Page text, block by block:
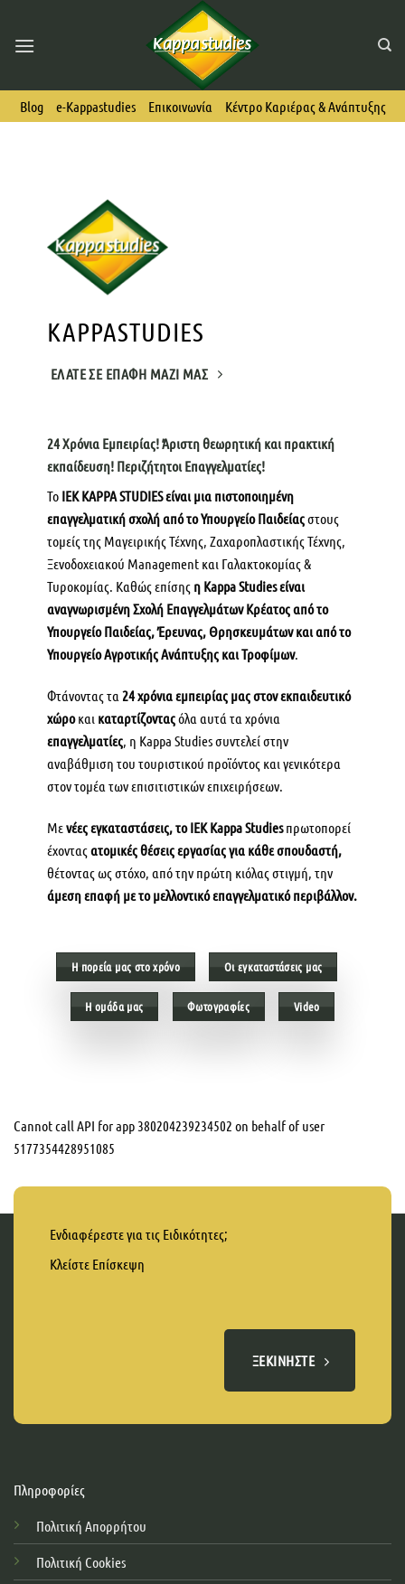
content
Blog e-Kappastudies Επικοινωνία Κέντρο Καριέρας & Ανάπτυξης
KAPPASTUDIES
ΕΛΆΤΕ ΣΕ ΕΠΑΦΉ ΜΑΖΊ ΜΑΣ
24 Χρόνια Εμπειρίας! Άριστη θεωρητική και πρακτική
εκπαίδευση! Περιζήτητοι Επαγγελματίες!
Το ΙΕΚ KAPPA STUDIES είναι μια πιστοποιημένη
επαγγελματική σχολή από το Υπουργείο Παιδείαςστους
τομείς της Μαγειρικής Τέχνης, Ζαχαροπλαστικής Τέχνης,
Ξενοδοχειακού Management και Γαλακτοκομίας &
Τυροκομίας. Καθώς επίσης η Kappa Studies είναι
αναγνωρισμένη Σχολή Επαγγελμάτων Κρέατος από το
Υπουργείο Παιδείας, Έρευνας, Θρησκευμάτων και από το
Υπουργείο Αγροτικής Ανάπτυξης και Τροφίμων.
Φτάνοντας τα24 χρόνια εμπειρίας μας στον εκπαιδευτικό
χώροκαι καταρτίζονταςόλα αυτά τα χρόνια
επαγγελματίες, η Kappa Studies συντελεί στην
αναβάθμιση του τουριστικού προϊόντος και γενικότερα
στον τομέα των επισιτιστικών επιχειρήσεων.
Μενέες εγκαταστάσεις, το ΙΕΚ Κappa Studiesπρωτοπορεί
έχονταςατομικές θέσεις εργασίας για κάθε σπουδαστή,
θέτοντας ως στόχο, από την πρώτη κιόλας στιγμή, την
άμεση επαφή με το μελλοντικό επαγγελματικό περιβάλλον.
Η πορεία μας στο χρόνο Οι εγκαταστάσεις μας
H ομάδα μας Φωτογραφίες Video
Cannot call API for app 380204239234502 on behalf of user
5177354428951085
Ενδιαφέρεστε για τις Ειδικότητες;
Κλείστε Επίσκεψη
ΞΕΚΙΝΉΣΤΕ
Πληροφορίες
Πολιτική Απορρήτου
Πολιτική Cookies